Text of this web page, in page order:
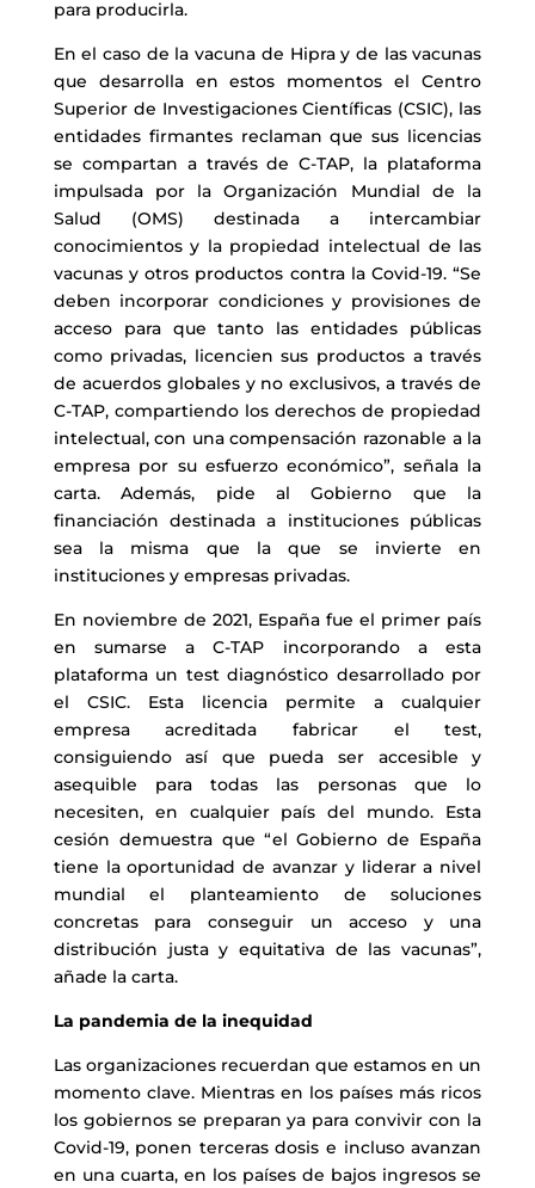
para producirla.
En el caso de la vacuna de Hipra y de las vacunas
que desarrolla en estos momentos el Centro
Superior de Investigaciones Científicas (CSIC), las
entidades firmantes reclaman que sus licencias
se compartan a través de C-TAP, la plataforma
impulsada por la Organización Mundial de la
Salud (OMS) destinada a intercambiar
conocimientos y la propiedad intelectual de las
vacunas y otros productos contra la Covid-19. “Se
deben incorporar condiciones y provisiones de
acceso para que tanto las entidades públicas
como privadas, licencien sus productos a través
de acuerdos globales y no exclusivos, a través de
C-TAP, compartiendo los derechos de propiedad
intelectual, con una compensación razonable a la
empresa por su esfuerzo económico”, señala la
carta. Además, pide al Gobierno que la
financiación destinada a instituciones públicas
sea la misma que la que se invierte en
instituciones y empresas privadas.
En noviembre de 2021, España fue el primer país
en sumarse a C-TAP incorporando a esta
plataforma un test diagnóstico desarrollado por
el CSIC. Esta licencia permite a cualquier
empresa acreditada fabricar el test,
consiguiendo así que pueda ser accesible y
asequible para todas las personas que lo
necesiten, en cualquier país del mundo. Esta
cesión demuestra que “el Gobierno de España
tiene la oportunidad de avanzar y liderar a nivel
mundial el planteamiento de soluciones
concretas para conseguir un acceso y una
distribución justa y equitativa de las vacunas”,
añade la carta.
La pandemia de la inequidad
Las organizaciones recuerdan que estamos en un
momento clave. Mientras en los países más ricos
los gobiernos se preparan ya para convivir con la
Covid-19, ponen terceras dosis e incluso avanzan
en una cuarta, en los países de bajos ingresos se